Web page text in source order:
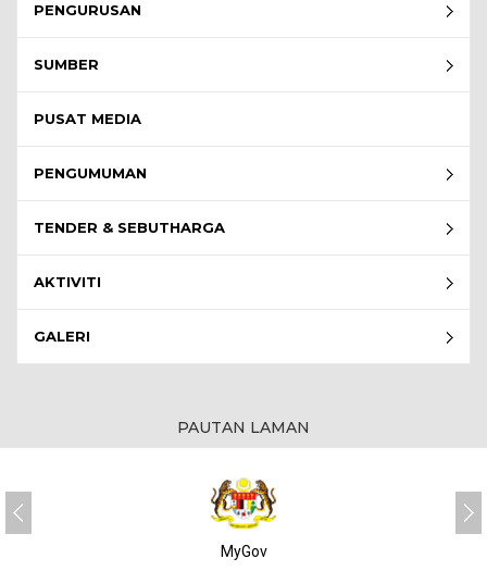
PENGURUSAN
SUMBER
PUSAT MEDIA
PENGUMUMAN
TENDER & SEBUTHARGA
AKTIVITI
GALERI
PAUTAN LAMAN
MyGov